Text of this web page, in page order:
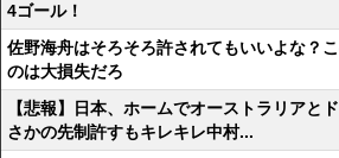
4ゴール！
佐野海舟はそろそろ許されてもいいよな？
のは大損失だろ
【悲報】日本、ホームでオーストラリアと
さかの先制許すもキレキレ中村...